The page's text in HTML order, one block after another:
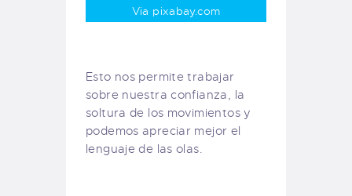
Via pixabay.com
Esto nos permite trabajar
sobre nuestra confianza, la
soltura de los movimientos y
podemos apreciar mejor el
lenguaje de las olas.